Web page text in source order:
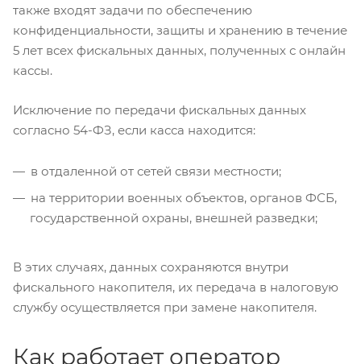
также входят задачи по обеспечению
конфиденциальности, защиты и хранению в течение
5 лет всех фискальных данных, полученных с онлайн
кассы.
Исключение по передачи фискальных данных
согласно 54-ФЗ, если касса находится:
в отдаленной от сетей связи местности;
на территории военных объектов, органов ФСБ,
государственной охраны, внешней разведки;
В этих случаях, данных сохраняются внутри
фискального накопителя, их передача в налоговую
службу осуществляется при замене накопителя.
Как работает оператор